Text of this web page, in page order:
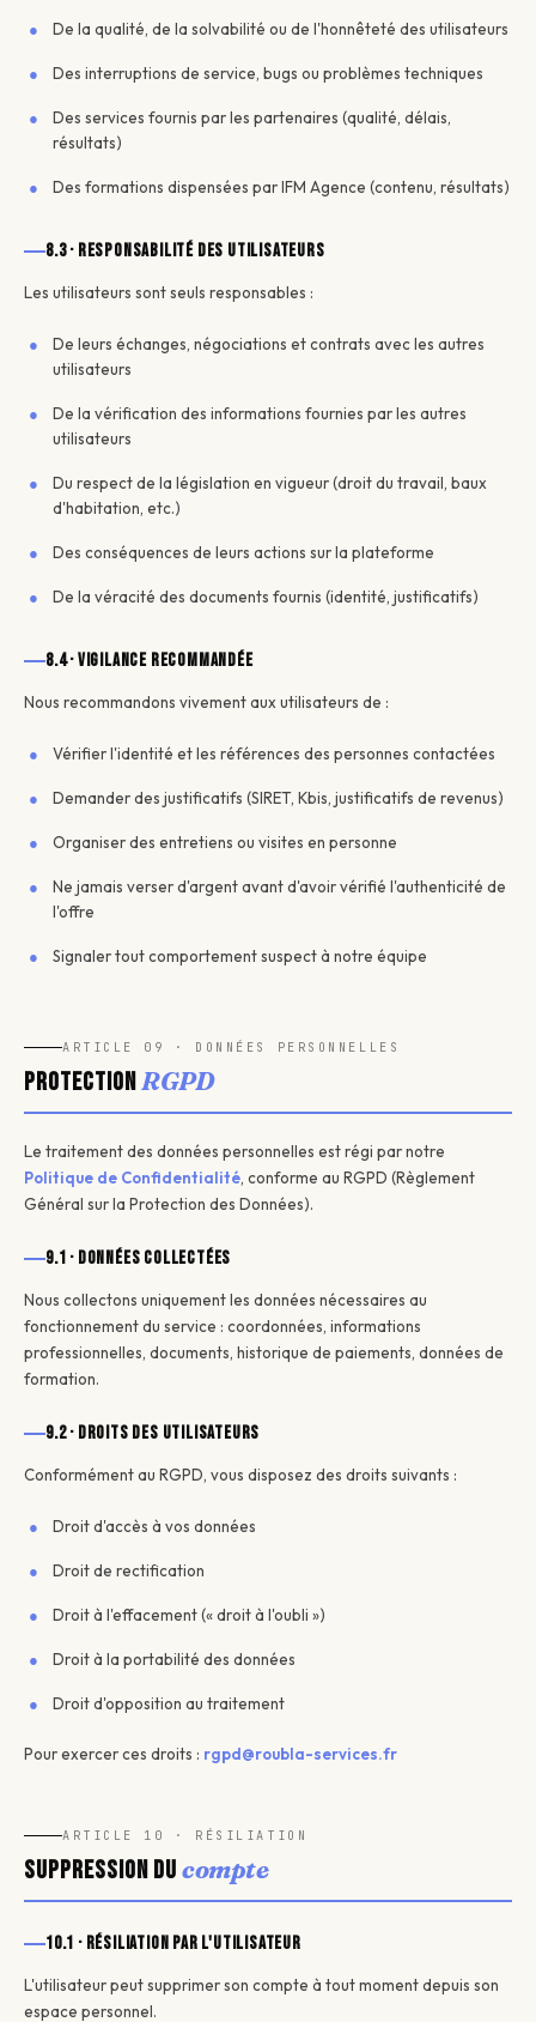
De la qualité, de la solvabilité ou de l'honnêteté des utilisateurs
Des interruptions de service, bugs ou problèmes techniques
Des services fournis par les partenaires (qualité, délais,
résultats)
Des formations dispensées par IFM Agence (contenu, résultats)
8.3 · Responsabilité des utilisateurs
Les utilisateurs sont seuls responsables :
De leurs échanges, négociations et contrats avec les autres
utilisateurs
De la vérification des informations fournies par les autres
utilisateurs
Du respect de la législation en vigueur (droit du travail, baux
d'habitation, etc.)
Des conséquences de leurs actions sur la plateforme
De la véracité des documents fournis (identité, justificatifs)
8.4 · Vigilance recommandée
Nous recommandons vivement aux utilisateurs de :
Vérifier l'identité et les références des personnes contactées
Demander des justificatifs (SIRET, Kbis, justificatifs de revenus)
Organiser des entretiens ou visites en personne
Ne jamais verser d'argent avant d'avoir vérifié l'authenticité de
l'offre
Signaler tout comportement suspect à notre équipe
ARTICLE 09 · DONNÉES PERSONNELLES
Protection RGPD
Le traitement des données personnelles est régi par notre
Politique de Confidentialité , conforme au RGPD (Règlement
Général sur la Protection des Données).
9.1 · Données collectées
Nous collectons uniquement les données nécessaires au
fonctionnement du service : coordonnées, informations
professionnelles, documents, historique de paiements, données de
formation.
9.2 · Droits des utilisateurs
Conformément au RGPD, vous disposez des droits suivants :
Droit d'accès à vos données
Droit de rectification
Droit à l'effacement (« droit à l'oubli »)
Droit à la portabilité des données
Droit d'opposition au traitement
Pour exercer ces droits : rgpd@roubla-services.fr
ARTICLE 10 · RÉSILIATION
Suppression du compte
10.1 · Résiliation par l'utilisateur
L'utilisateur peut supprimer son compte à tout moment depuis son
espace personnel.